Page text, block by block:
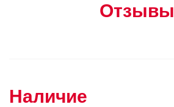
Отзывы
Наличие